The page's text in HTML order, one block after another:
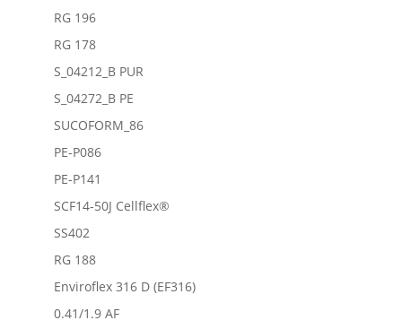
RG 196
RG 178
S_04212_B PUR
S_04272_B PE
SUCOFORM_86
PE-P086
PE-P141
SCF14-50J Cellflex®
SS402
RG 188
Enviroflex 316 D (EF316)
0.41/1.9 AF